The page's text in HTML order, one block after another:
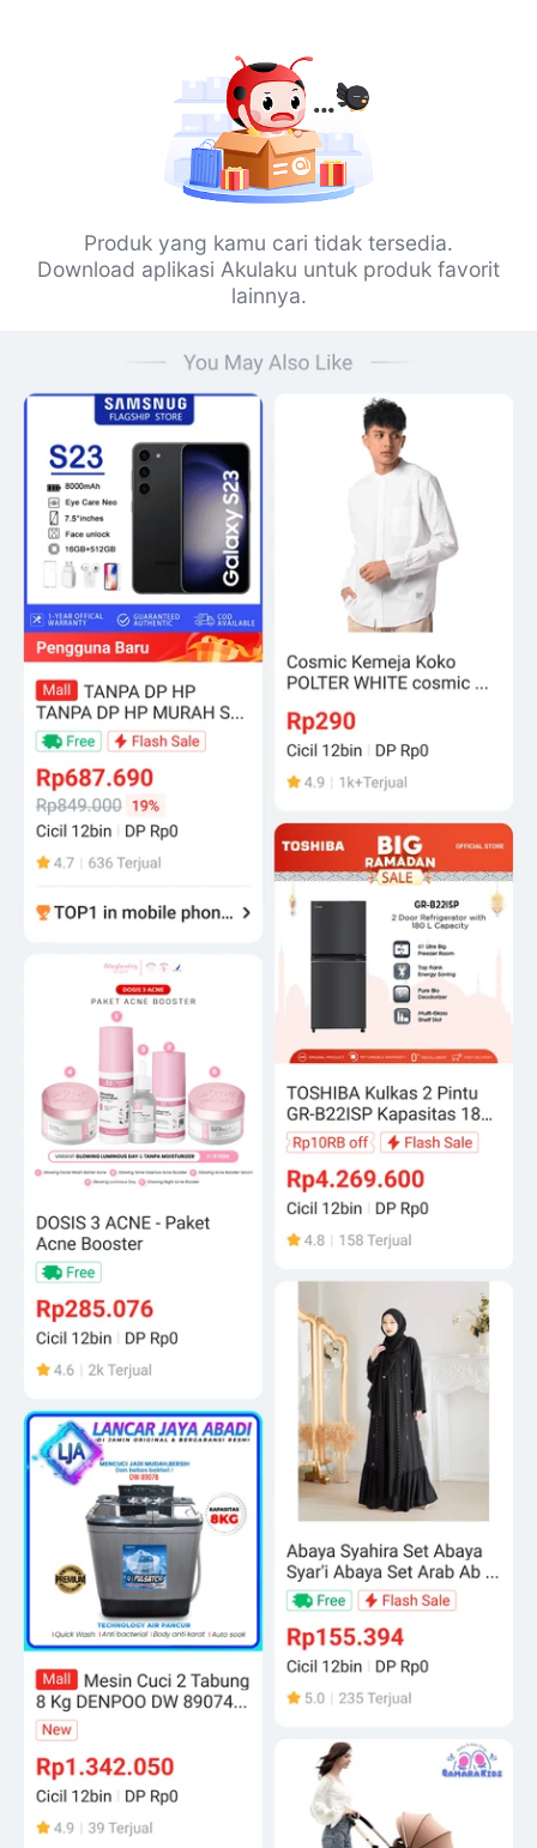
Produk yang kamu cari tidak tersedia.
Download aplikasi Akulaku untuk produk favorit
lainnya.